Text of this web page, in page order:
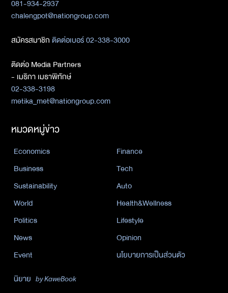
081-934-2937
chalengpot@nationgroup.com
สมัครสมาชิกติดต่อเบอร์ 02-338-3000
ติดต่อ Media Partners
- เมธิกา เมธาพิทักษ์
02-338-3198
metika_met@nationgroup.com
หมวดหมู่ข่าว
Economics
Finance
Business
Tech
Sustainability
Auto
World
Health&Wellness
Politics
Lifestyle
News
Opinion
Event
นโยบายการเป็นส่วนตัว
นิยาย by KaweBook